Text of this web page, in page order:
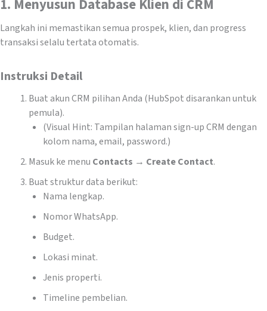
1. Menyusun Database Klien di CRM
Langkah ini memastikan semua prospek, klien, dan progress
transaksi selalu tertata otomatis.
Instruksi Detail
Buat akun CRM pilihan Anda (HubSpot disarankan untuk
pemula).
(Visual Hint: Tampilan halaman sign-up CRM dengan
kolom nama, email, password.)
Masuk ke menu Contacts → Create Contact.
Buat struktur data berikut:
Nama lengkap.
Nomor WhatsApp.
Budget.
Lokasi minat.
Jenis properti.
Timeline pembelian.